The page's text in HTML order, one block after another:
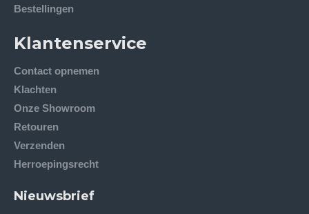
Bestellingen
Klantenservice
Contact opnemen
Klachten
Onze Showroom
Retouren
Verzenden
Herroepingsrecht
Nieuwsbrief